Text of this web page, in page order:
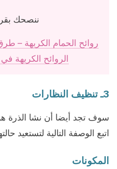
ننصحك
روائح الحمام الكريهة –
الروائح الكريهة
3ـ تنظيف النظارات
سوف تجد أيضا أن نشا الذرة
اتبع الوصفة التالية لتستعيد
المكونات